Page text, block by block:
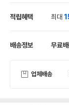
적립혜택 최대
배송정보 무료
업체배송